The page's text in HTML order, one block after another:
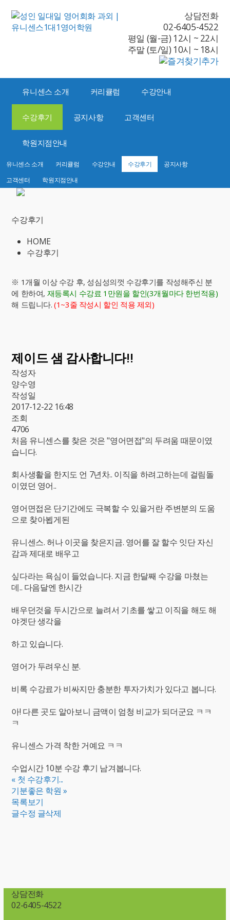
상담전화
02-6405-4522
평일 (월-금) 12시 ~ 22시
주말 (토/일) 10시 ~ 18시
유니센스 소개 커리큘럼 수강안내
수강후기 공지사항 고객센터
학원지점안내
유니센스 소개 커리큘럼 수강안내 수강후기
공지사항
고객센터
학원지점안내
수강후기
HOME
수강후기
※ 1개월 이상 수강 후, 성심성의껏 수강후기를 작성해주신 분
에 한하여, 재등록시 수강료 1만원을 할인(3개월마다 한번적용)
해 드립니다.(1~3줄 작성시 할인 적용 제외)
제이드 샘 감사합니다!!
작성자
양수영
작성일
2017-12-22 16:48
조회
4706
처음 유니센스를 찾은 것은 "영어면접"의 두려움 때문이였
습니다.
회사생활을 한지도 언 7년차.. 이직을 하려고하는데 걸림돌
이였던 영어..
영어면접은 단기간에도 극복할 수 있을거란 주변분의 도움
으로 찾아뵙게된
유니센스. 허나 이곳을 찾은지금. 영어를 잘 할수 잇단 자신
감과 제대로 배우고
싶다라는 욕심이 들었습니다. 지금 한달째 수강을 마쳤는
데.. 다음달엔 한시간
배우던것을 두시간으로 늘려서 기초를 쌓고 이직을 해도 해
야겟단 생각을
하고 있습니다.
영어가 두려우신 분.
비록 수강료가 비싸지만 충분한 투자가치가 있다고 봅니다.
아! 다른 곳도 알아보니 금액이 엄청 비교가 되더군요 ㅋㅋ
ㅋ
유니센스 가격 착한 거예요 ㅋㅋ
수업시간 10분 수강 후기 남겨봅니다.
« 첫 수강후기...
기분좋은 학원 »
목록보기
글수정 글삭제
상담전화
02-6405-4522